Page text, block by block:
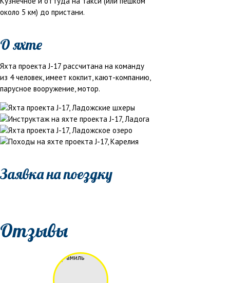
около 5 км) до пристани.
О яхте
Яхта проекта J-17 рассчитана на команду
из 4 человек, имеет кокпит, кают-компанию,
парусное вооружение, мотор.
Заявка на поездку
Отзывы